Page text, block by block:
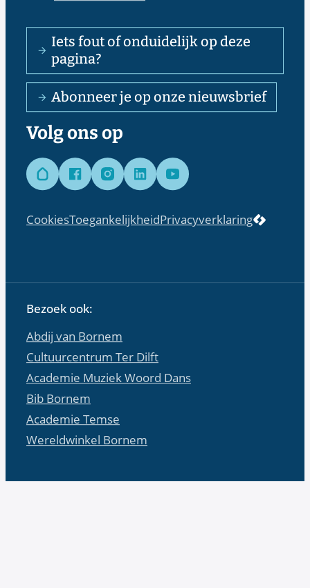
Iets fout of onduidelijk op deze
pagina?
Abonneer je op onze nieuwsbrief
Volg ons op
HoplrFacebookInstagramLinkedInYouTube
CookiesToegankelijkheidPrivacyverklaring
Bezoek ook:
Abdij van Bornem
Cultuurcentrum Ter Dilft
Academie Muziek Woord Dans
Bib Bornem
Academie Temse
Wereldwinkel Bornem